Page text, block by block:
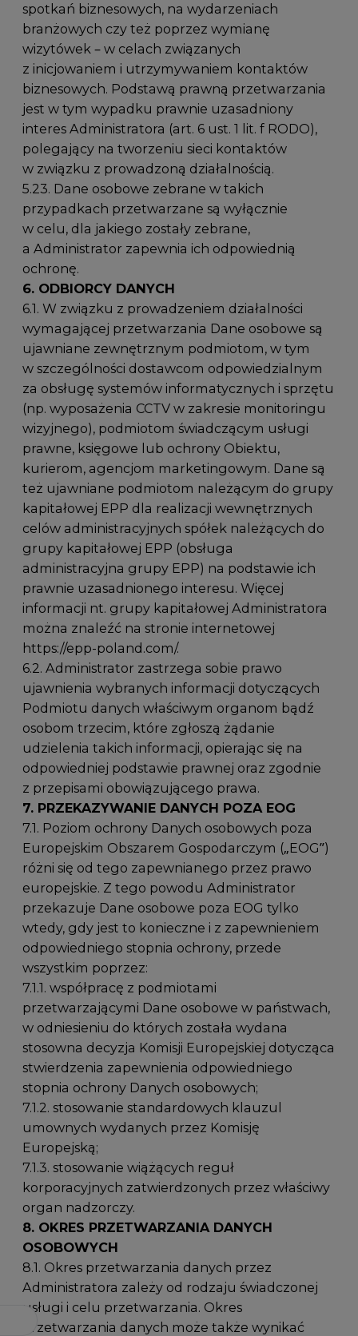
spotkań biznesowych, na wydarzeniach
branżowych czy też poprzez wymianę
wizytówek – w celach związanych
z inicjowaniem i utrzymywaniem kontaktów
biznesowych. Podstawą prawną przetwarzania
jest w tym wypadku prawnie uzasadniony
interes Administratora (art. 6 ust. 1 lit. f RODO),
polegający na tworzeniu sieci kontaktów
w związku z prowadzoną działalnością.
5.23. Dane osobowe zebrane w takich
przypadkach przetwarzane są wyłącznie
w celu, dla jakiego zostały zebrane,
a Administrator zapewnia ich odpowiednią
ochronę.
6. ODBIORCY DANYCH
6.1. W związku z prowadzeniem działalności
wymagającej przetwarzania Dane osobowe są
ujawniane zewnętrznym podmiotom, w tym
w szczególności dostawcom odpowiedzialnym
za obsługę systemów informatycznych i sprzętu
(np. wyposażenia CCTV w zakresie monitoringu
wizyjnego), podmiotom świadczącym usługi
prawne, księgowe lub ochrony Obiektu,
kurierom, agencjom marketingowym. Dane są
też ujawniane podmiotom należącym do grupy
kapitałowej EPP dla realizacji wewnętrznych
celów administracyjnych spółek należących do
grupy kapitałowej EPP (obsługa
administracyjna grupy EPP) na podstawie ich
prawnie uzasadnionego interesu. Więcej
informacji nt. grupy kapitałowej Administratora
można znaleźć na stronie internetowej
https://epp-poland.com/.
6.2. Administrator zastrzega sobie prawo
ujawnienia wybranych informacji dotyczących
Podmiotu danych właściwym organom bądź
osobom trzecim, które zgłoszą żądanie
udzielenia takich informacji, opierając się na
odpowiedniej podstawie prawnej oraz zgodnie
z przepisami obowiązującego prawa.
7. PRZEKAZYWANIE DANYCH POZA EOG
7.1. Poziom ochrony Danych osobowych poza
Europejskim Obszarem Gospodarczym („EOG”)
różni się od tego zapewnianego przez prawo
europejskie. Z tego powodu Administrator
przekazuje Dane osobowe poza EOG tylko
wtedy, gdy jest to konieczne i z zapewnieniem
odpowiedniego stopnia ochrony, przede
wszystkim poprzez:
7.1.1. współpracę z podmiotami
przetwarzającymi Dane osobowe w państwach,
w odniesieniu do których została wydana
stosowna decyzja Komisji Europejskiej dotycząca
stwierdzenia zapewnienia odpowiedniego
stopnia ochrony Danych osobowych;
7.1.2. stosowanie standardowych klauzul
umownych wydanych przez Komisję
Europejską;
7.1.3. stosowanie wiążących reguł
korporacyjnych zatwierdzonych przez właściwy
organ nadzorczy.
8. OKRES PRZETWARZANIA DANYCH
OSOBOWYCH
8.1. Okres przetwarzania danych przez
Administratora zależy od rodzaju świadczonej
usługi i celu przetwarzania. Okres
przetwarzania danych może także wynikać